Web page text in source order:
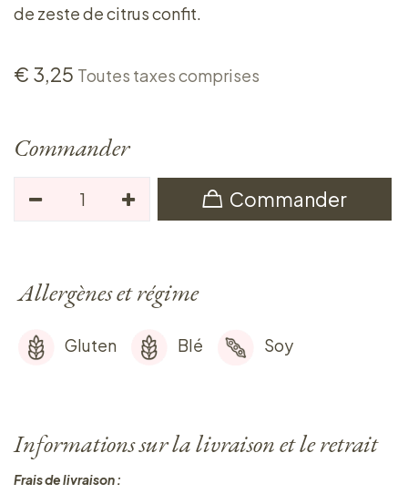
de zeste de citrus confit.
€ 3,25 Toutes taxes comprises
Commander
Commander
Allergènes et régime
Gluten Blé Soy
Informations sur la livraison et le retrait
Frais de livraison :